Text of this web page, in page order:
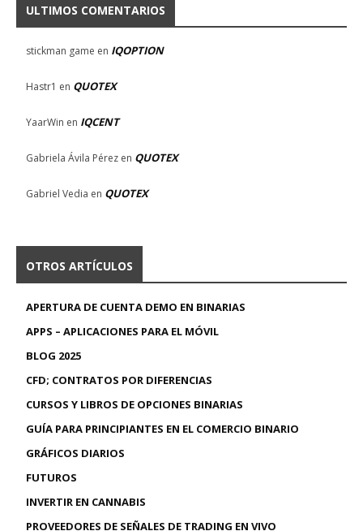
ULTIMOS COMENTARIOS
stickman game en IQOPTION
Hastr1 en QUOTEX
YaarWin en IQCENT
Gabriela Ávila Pérez en QUOTEX
Gabriel Vedia en QUOTEX
OTROS ARTÍCULOS
APERTURA DE CUENTA DEMO EN BINARIAS
APPS – APLICACIONES PARA EL MÓVIL
BLOG 2025
CFD; CONTRATOS POR DIFERENCIAS
CURSOS Y LIBROS DE OPCIONES BINARIAS
GUÍA PARA PRINCIPIANTES EN EL COMERCIO BINARIO
GRÁFICOS DIARIOS
FUTUROS
INVERTIR EN CANNABIS
PROVEEDORES DE SEÑALES DE TRADING EN VIVO